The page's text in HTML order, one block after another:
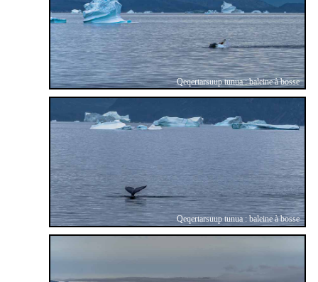
Qeqertarsuup tunua : baleine à bosse
Qeqertarsuup tunua : baleine à bosse